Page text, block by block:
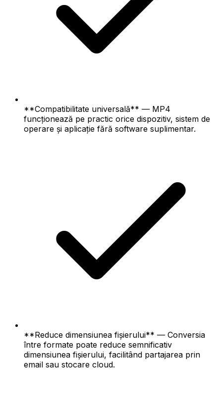
**Compatibilitate universală** — MP4
funcționează pe practic orice dispozitiv, sistem de
operare și aplicație fără software suplimentar.
**Reduce dimensiunea fișierului** — Conversia
între formate poate reduce semnificativ
dimensiunea fișierului, facilitând partajarea prin
email sau stocare cloud.